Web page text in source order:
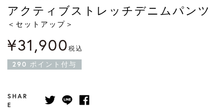
アクティブストレッチデニムパンツ
＜セットアップ＞
¥31,900税込
290 ポイント付与
SHAR
E